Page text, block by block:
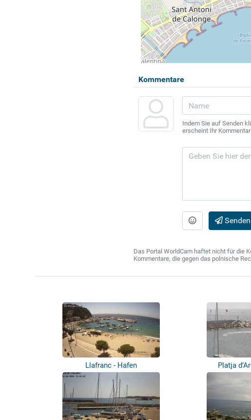
Kommentare
Indem Sie auf Senden
erscheint Ihr
Senden
Das Portal WorldCam haftet nicht für die
Kommentare, die gegen das polnische
Llafranc - Hafen Platja